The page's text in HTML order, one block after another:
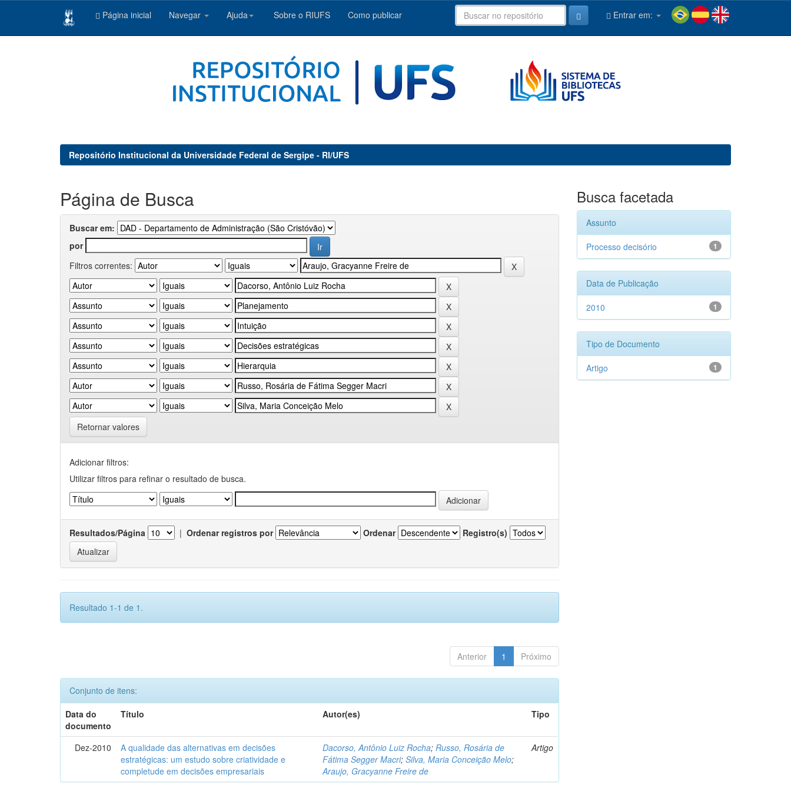
Página inicial Navegar Ajuda Sobre o RIUFS Como publicar Entrar em:
Repositório Institucional da Universidade Federal de Sergipe - RI/UFS
Página de Busca
Buscar em:
por
Filtros correntes:
Retornar valores
Adicionar filtros:
Utilizar filtros para refinar o resultado de busca.
Resultados/Página | Ordenar registros por Ordenar Registro(s)
Resultado 1-1 de 1.
Anterior 1 Próximo
Conjunto de itens:
Data do
documento
Título Autor(es) Tipo
Dez-2010
A qualidade das alternativas em decisões
estratégicas: um estudo sobre criatividade e
completude em decisões empresariais
Dacorso, Antônio Luiz Rocha;Russo, Rosária de
Fátima Segger Macri;Silva, Maria Conceição Melo;
Araujo, Gracyanne Freire de
Artigo
Busca facetada
Assunto
1
Processo decisório
Data de Publicação
1
2010
Tipo de Documento
1
Artigo